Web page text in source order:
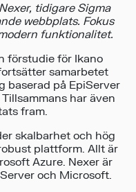
tidigare Sigma
webbplats. Fokus
funktionalitet.
förstudie för Ikano
samarbetet
baserad på EpiServer
har även
fram.
skalbarhet och hög
plattform. Allt är
Azure. Nexer är
och Microsoft.